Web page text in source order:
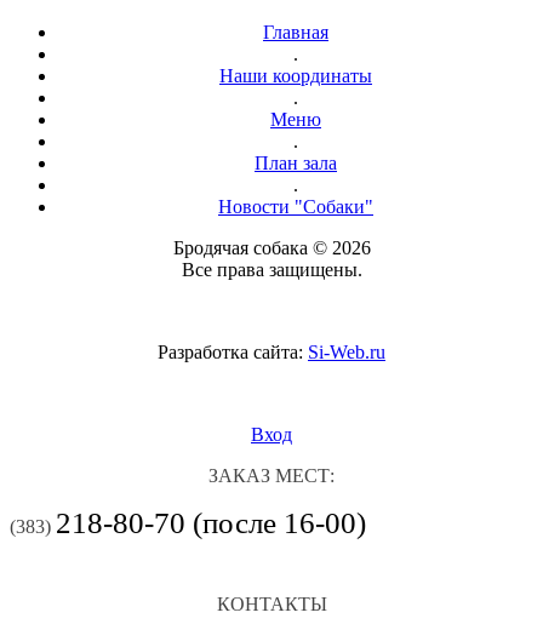
Главная
.
Наши координаты
.
Меню
.
План зала
.
Новости "Собаки"
Бродячая собака © 2026
Все права защищены.
Разработка сайта: Si-Web.ru
Вход
ЗАКАЗ МЕСТ:
(383) 218-80-70 (после 16-00)
КОНТАКТЫ